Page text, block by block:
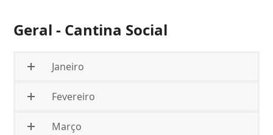
Geral - Cantina Social
Janeiro
Fevereiro
Março